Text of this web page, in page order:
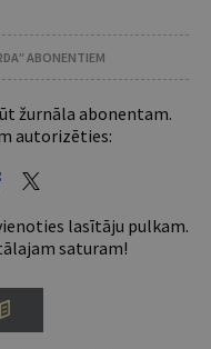
ABONENTIEM
žurnāla abonentam.
autorizēties:
lasītāju pulkam.
saturam!